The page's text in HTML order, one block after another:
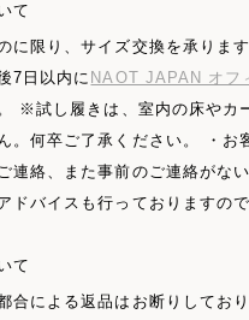
て
に限り、サイズ交換を承りま
7日以内に NAOT JAPAN オフ
※試し履きは、室内の床やカ
。何卒ご了承ください。 ・お
連絡、また事前のご連絡がな
ドバイスも行っておりますの
て
合による返品はお断りしてお